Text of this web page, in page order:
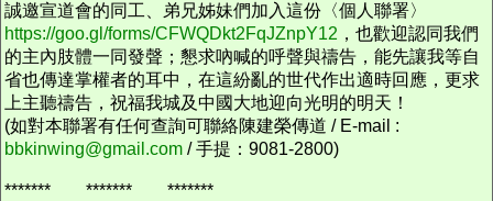
誠邀宣道會的同工、弟兄姊妹們加入這份〈個人聯署〉
https://goo.gl/forms/CFWQDkt2FqJZnpY12 ，也歡迎認同我們
的主內肢體一同發聲；懇求吶喊的呼聲與禱告，能先讓我等自
省也傳達掌權者的耳中，在這紛亂的世代作出適時回應，更求
上主聽禱告，祝福我城及中國大地迎向光明的明天！
(如對本聯署有任何查詢可聯絡陳建榮傳道 / E-mail :
bbkinwing@gmail.com / 手提：9081-2800)
******* ******* *******